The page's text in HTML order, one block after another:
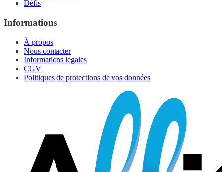
Défis
Informations
À propos
Nous contacter
Informations légales
CGV
Politiques de protections de vos données